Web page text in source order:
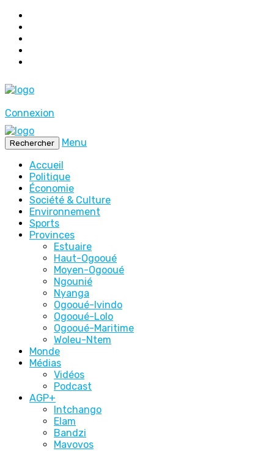
Connexion
Rechercher
Menu
Accueil
Politique
Économie
Société & Culture
Environnement
Sports
Provinces
Estuaire
Haut-Ogooué
Moyen-Ogooué
Ngounié
Nyanga
Ogooué-Ivindo
Ogooué-Lolo
Ogooué-Maritime
Woleu-Ntem
Monde
Médias
Vidéos
Podcast
AGP+
Intchango
Elam
Bandzi
Mavovos